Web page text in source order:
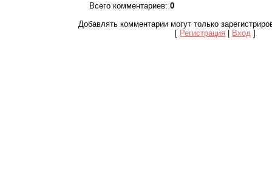
Всего комментариев: 0
Добавлять комментарии могут только
[ Регистрация | Вход ]